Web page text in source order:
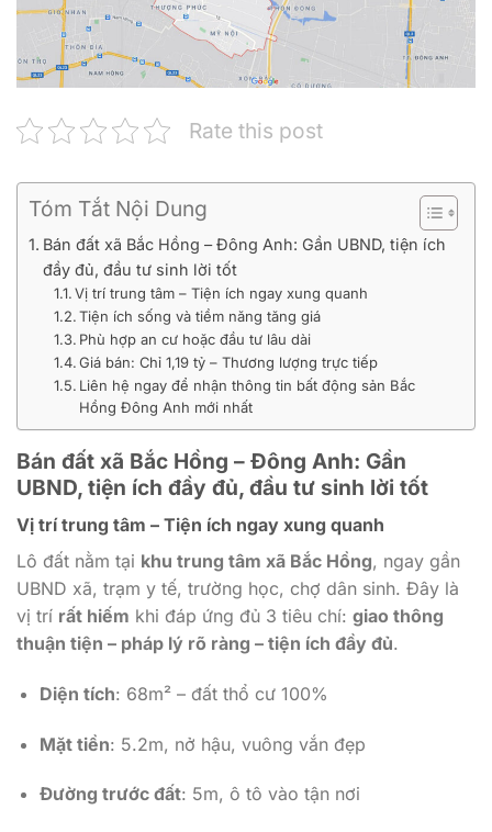
Rate this post
Tóm Tắt Nội Dung
Bán đất xã Bắc Hồng – Đông Anh: Gần UBND, tiện ích
đầy đủ, đầu tư sinh lời tốt
Vị trí trung tâm – Tiện ích ngay xung quanh
Tiện ích sống và tiềm năng tăng giá
Phù hợp an cư hoặc đầu tư lâu dài
Giá bán: Chỉ 1,19 tỷ – Thương lượng trực tiếp
Liên hệ ngay để nhận thông tin bất động sản Bắc
Hồng Đông Anh mới nhất
Bán đất xã Bắc Hồng – Đông Anh: Gần
UBND, tiện ích đầy đủ, đầu tư sinh lời tốt
Vị trí trung tâm – Tiện ích ngay xung quanh
Lô đất nằm tại khu trung tâm xã Bắc Hồng, ngay gần
UBND xã, trạm y tế, trường học, chợ dân sinh. Đây là
vị trí rất hiếm khi đáp ứng đủ 3 tiêu chí: giao thông
thuận tiện – pháp lý rõ ràng – tiện ích đầy đủ.
Diện tích: 68m² – đất thổ cư 100%
Mặt tiền: 5.2m, nở hậu, vuông vắn đẹp
Đường trước đất: 5m, ô tô vào tận nơi